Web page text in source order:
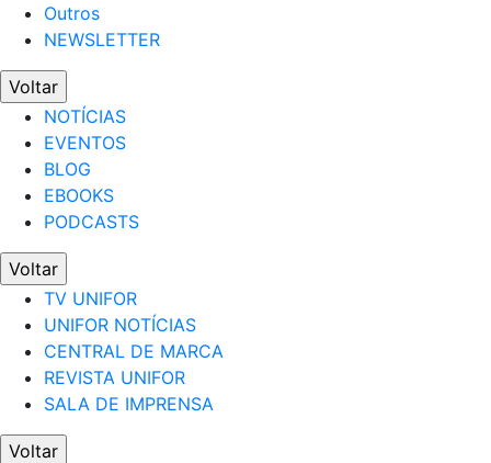
Outros
NEWSLETTER
Voltar
NOTÍCIAS
EVENTOS
BLOG
EBOOKS
PODCASTS
Voltar
TV UNIFOR
UNIFOR NOTÍCIAS
CENTRAL DE MARCA
REVISTA UNIFOR
SALA DE IMPRENSA
Voltar